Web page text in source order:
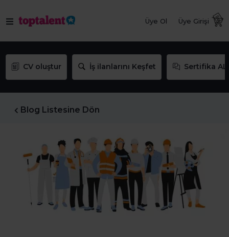
Üye Ol Üye Girişi
CV oluştur İş ilanlarını Keşfet Sertifika AL
Blog Listesine Dön